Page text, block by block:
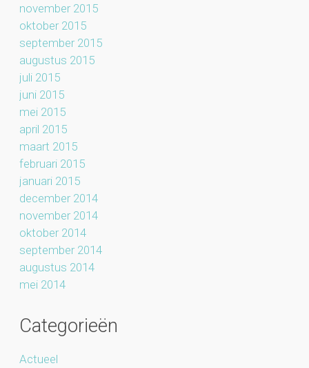
november 2015
oktober 2015
september 2015
augustus 2015
juli 2015
juni 2015
mei 2015
april 2015
maart 2015
februari 2015
januari 2015
december 2014
november 2014
oktober 2014
september 2014
augustus 2014
mei 2014
Categorieën
Actueel